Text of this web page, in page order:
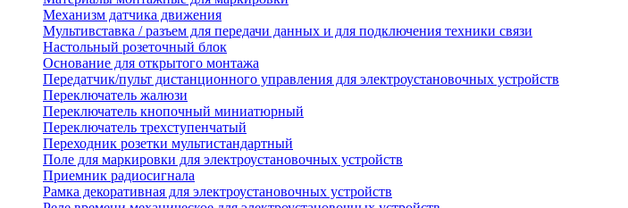
Механизм датчика движения
Мультивставка / разъем для передачи данных и для подключения техники связи
Настольный розеточный блок
Основание для открытого монтажа
Передатчик/пульт дистанционного управления для электроустановочных устройств
Переключатель жалюзи
Переключатель кнопочный миниатюрный
Переключатель трехступенчатый
Переходник розетки мультистандартный
Поле для маркировки для электроустановочных устройств
Приемник радиосигнала
Рамка декоративная для электроустановочных устройств